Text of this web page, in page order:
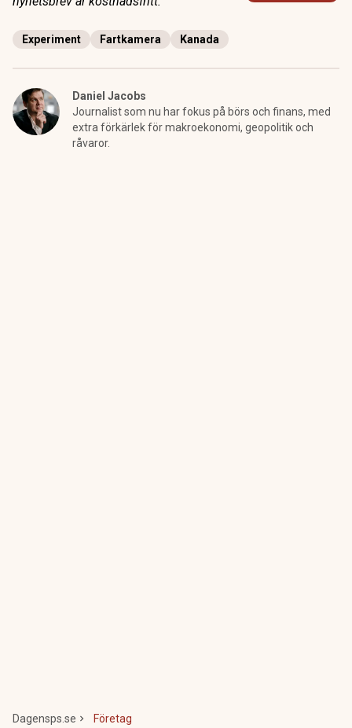
Experiment Fartkamera Kanada
Daniel Jacobs
Journalist som nu har fokus på börs och finans, med
extra förkärlek för makroekonomi, geopolitik och
råvaror.
Dagensps.se Företag